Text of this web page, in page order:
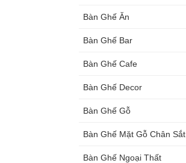
Bàn Ghế Ăn
Bàn Ghế Bar
Bàn Ghế Cafe
Bàn Ghế Decor
Bàn Ghế Gỗ
Bàn Ghế Mặt Gỗ Chân Sắt
Bàn Ghế Ngoại Thất